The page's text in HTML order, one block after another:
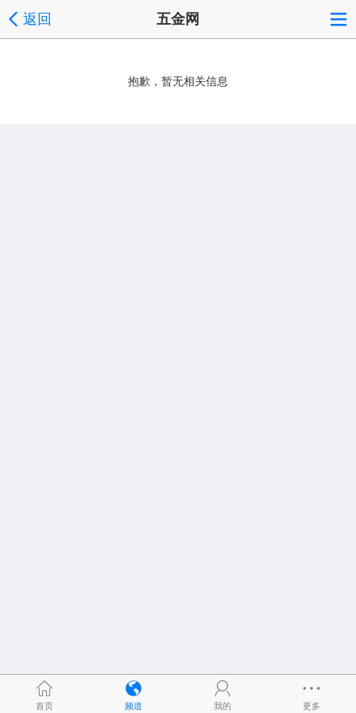
返回 五金网
抱歉，暂无相关信息
首页 频道 我的 更多